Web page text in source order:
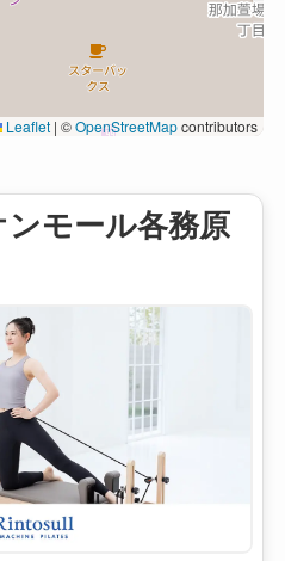
Leaflet | ©OpenStreetMapcontributors
モール各務原